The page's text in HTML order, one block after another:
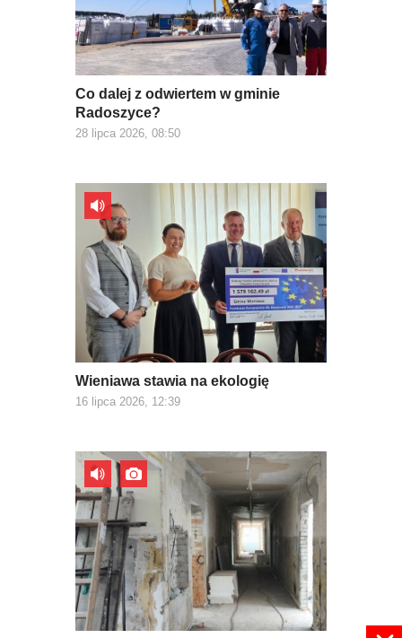
Co dalej z odwiertem w gminie
Radoszyce?
28 lipca 2026, 08:50
Wieniawa stawia na ekologię
16 lipca 2026, 12:39